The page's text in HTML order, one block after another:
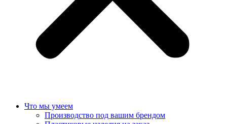
Что мы умеем
Производство под вашим брендом